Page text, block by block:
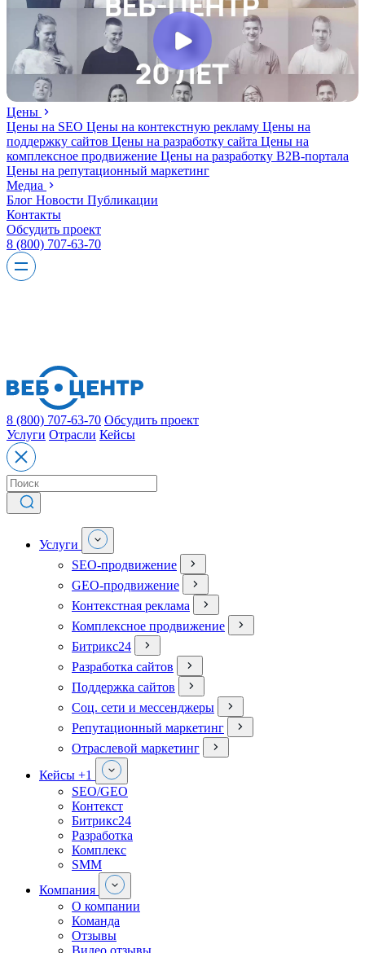
Цены
Цены на SEO Цены на контекстную рекламу Цены на
поддержку сайтов Цены на разработку сайта Цены на
комплексное продвижение Цены на разработку В2В-портала
Цены на репутационный маркетинг
Медиа
Блог Новости Публикации
Контакты
Обсудить проект
8 (800) 707-63-70
8 (800) 707-63-70 Обсудить проект
Услуги Отрасли Кейсы
Услуги
SEO-продвижение
GEO-продвижение
Контекстная реклама
Комплексное продвижение
Битрикс24
Разработка сайтов
Поддержка сайтов
Соц. сети и мессенджеры
Репутационный маркетинг
Отраслевой маркетинг
Кейсы +1
SEO/GEO
Контекст
Битрикс24
Разработка
Комплекс
SMM
Компания
О компании
Команда
Отзывы
Видео отзывы